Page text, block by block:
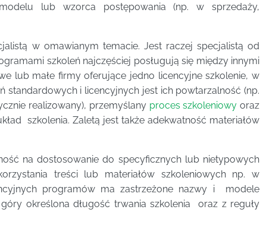
lub wzorca postępowania (np. w sprzedaży,
w omawianym temacie. Jest raczej specjalistą od
szkoleń najczęściej posługują się między innymi
lub małe firmy oferujące jedno licencyjne szkolenie, w
standardowych i licencyjnych jest ich powtarzalność (np.
realizowany), przemyślany proces szkoleniowy oraz
szkolenia. Zaletą jest także adekwatność materiałów
na dostosowanie do specyficznych lub nietypowych
treści lub materiałów szkoleniowych np. w
programów ma zastrzeżone nazwy i modele
określona długość trwania szkolenia oraz z reguły